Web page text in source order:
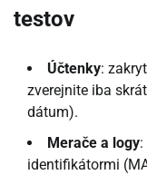
testov
Účtenky:
zverejnite iba
dátum).
Merače a logy
identifikátormi